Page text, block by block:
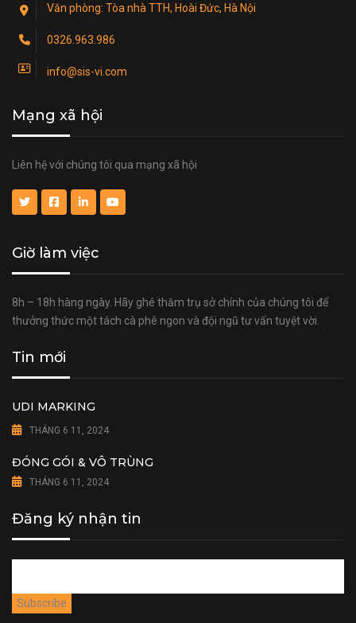
Văn phòng: Tòa nhà TTH, Hoài Đức, Hà Nội
0326.963.986
info@sis-vi.com
Mạng xã hội
Liên hệ với chúng tôi qua mạng xã hội
Giờ làm việc
8h – 18h hàng ngày. Hãy ghé thăm trụ sở chính của chúng tôi để
thưởng thức một tách cà phê ngon và đội ngũ tư vấn tuyệt vời.
Tin mới
UDI MARKING
THÁNG 6 11, 2024
ĐÓNG GÓI & VÔ TRÙNG
THÁNG 6 11, 2024
Đăng ký nhận tin